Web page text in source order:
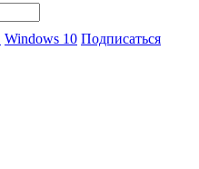
Windows 10 Подписаться